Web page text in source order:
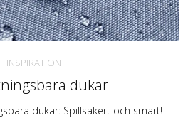
INSPIRATION
dukar
dukar: Spillsäkert och smart!